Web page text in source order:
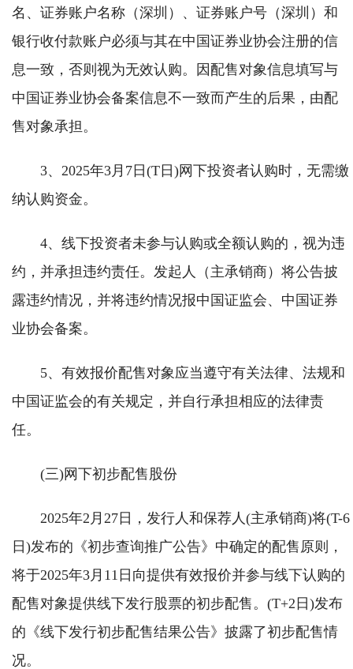
名、证券账户名称（深圳）、证券账户号（深圳）和
银行收付款账户必须与其在中国证券业协会注册的信
息一致，否则视为无效认购。因配售对象信息填写与
中国证券业协会备案信息不一致而产生的后果，由配
售对象承担。
3、2025年3月7日(T日)网下投资者认购时，无需缴
纳认购资金。
4、线下投资者未参与认购或全额认购的，视为违
约，并承担违约责任。发起人（主承销商）将公告披
露违约情况，并将违约情况报中国证监会、中国证券
业协会备案。
5、有效报价配售对象应当遵守有关法律、法规和
中国证监会的有关规定，并自行承担相应的法律责
任。
(三)网下初步配售股份
2025年2月27日，发行人和保荐人(主承销商)将(T-6
日)发布的《初步查询推广公告》中确定的配售原则，
将于2025年3月11日向提供有效报价并参与线下认购的
配售对象提供线下发行股票的初步配售。(T+2日)发布
的《线下发行初步配售结果公告》披露了初步配售情
况。